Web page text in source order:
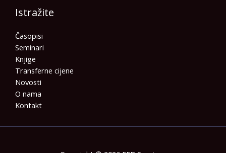
Istražite
Časopisi
Seminari
Knjige
Transferne cijene
Novosti
O nama
Kontakt